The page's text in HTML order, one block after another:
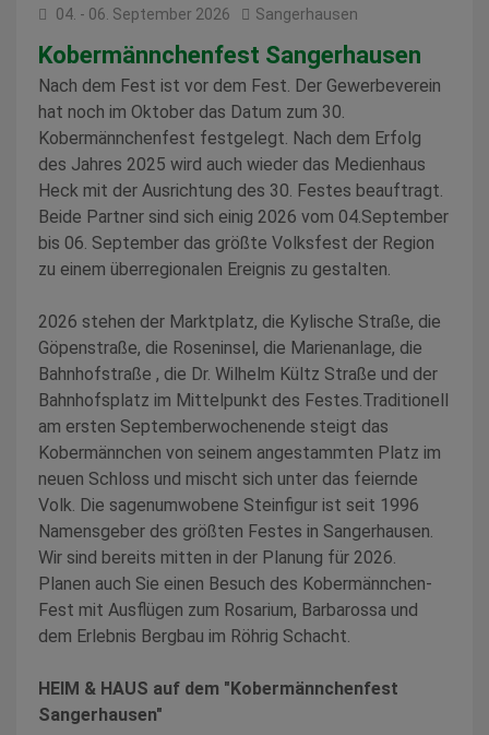
04. - 06. September 2026 Sangerhausen
Kobermännchenfest Sangerhausen
Nach dem Fest ist vor dem Fest. Der Gewerbeverein
hat noch im Oktober das Datum zum 30.
Kobermännchenfest festgelegt. Nach dem Erfolg
des Jahres 2025 wird auch wieder das Medienhaus
Heck mit der Ausrichtung des 30. Festes beauftragt.
Beide Partner sind sich einig 2026 vom 04.September
bis 06. September das größte Volksfest der Region
zu einem überregionalen Ereignis zu gestalten.
2026 stehen der Marktplatz, die Kylische Straße, die
Göpenstraße, die Roseninsel, die Marienanlage, die
Bahnhofstraße , die Dr. Wilhelm Kültz Straße und der
Bahnhofsplatz im Mittelpunkt des Festes.Traditionell
am ersten Septemberwochenende steigt das
Kobermännchen von seinem angestammten Platz im
neuen Schloss und mischt sich unter das feiernde
Volk. Die sagenumwobene Steinfigur ist seit 1996
Namensgeber des größten Festes in Sangerhausen.
Wir sind bereits mitten in der Planung für 2026.
Planen auch Sie einen Besuch des Kobermännchen-
Fest mit Ausflügen zum Rosarium, Barbarossa und
dem Erlebnis Bergbau im Röhrig Schacht.
HEIM & HAUS auf dem "Kobermännchenfest
Sangerhausen"